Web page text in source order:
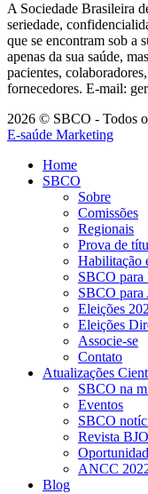
A Sociedade Brasileira
seriedade,
que se encontram sob a
apenas da sua saúde,
pacientes,
fornecedores. E-mail:
2026 © SBCO - Todos
E-saúde Marketing
Home
SBCO
Sobre
Comissões
Regionais
Prova de
Habilitação
SBCO para
SBCO para
Eleições
Eleições
Associe-se
Contato
Atualizações
SBCO na
Eventos
SBCO
Revista BJO
ANCC
Blog